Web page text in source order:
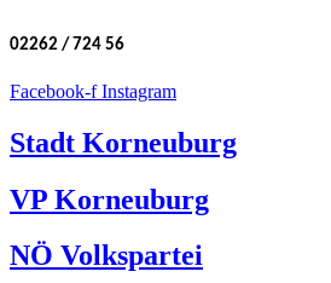
02262 / 724 56
Facebook-f Instagram
Stadt Korneuburg
VP Korneuburg
NÖ Volkspartei